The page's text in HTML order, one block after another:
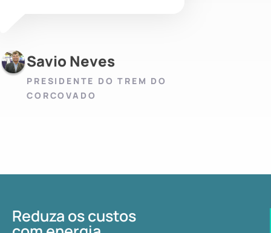
Savio Neves
PRESIDENTE DO TREM DO
CORCOVADO
Reduza os custos